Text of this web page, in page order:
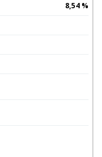
8,54 %